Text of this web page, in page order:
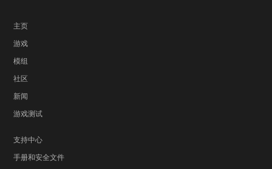
主页
游戏
模组
社区
新闻
游戏测试
支持中心
手册和安全文件